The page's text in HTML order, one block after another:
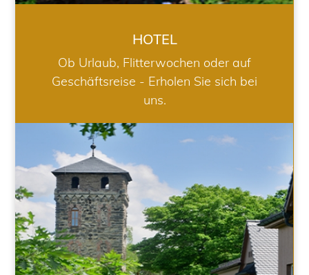
HOTEL
Ob Urlaub, Flitterwochen oder auf
Geschäftsreise - Erholen Sie sich bei
uns.
RESTAURANT